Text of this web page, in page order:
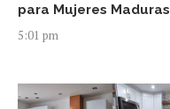
para Mujeres Maduras
5:01 pm